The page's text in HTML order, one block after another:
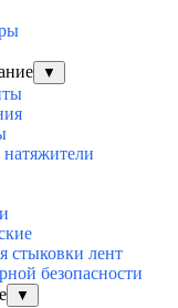
▼
стыковки лент
безопасности
▼